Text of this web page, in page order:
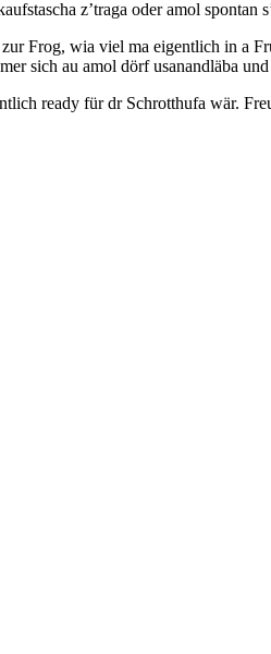
z’traga oder amol spontan
Frog, wia viel ma eigentlich in a
sich au amol dörf usanandläba
ready für dr Schrotthufa wär.